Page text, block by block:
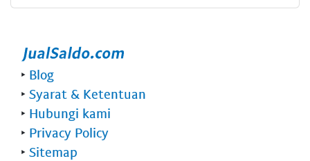
‣ Blog
‣ Syarat & Ketentuan
‣ Hubungi kami
‣ Privacy Policy
‣ Sitemap